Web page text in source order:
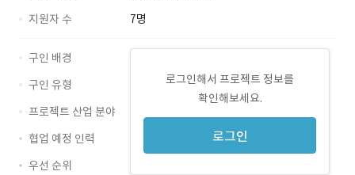
지원자 수
7명
로그인해서 프로젝트 정보를
확인해보세요.
로그인
구인 배경
구인 유형
프로젝트 산업 분야
협업 예정 인력
우선 순위